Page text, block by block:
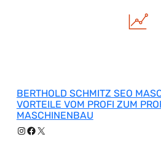
BERTHOLD SCHMITZ SEO
VORTEILE VOM PROFI ZUM
MASCHINENBAU
Instagram
Facebook
X